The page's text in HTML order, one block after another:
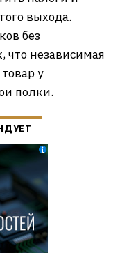
выхода.
без
что независимая
у
полки.